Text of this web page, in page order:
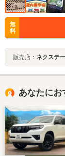
無
料
販売店： ネクステ
あなたにお